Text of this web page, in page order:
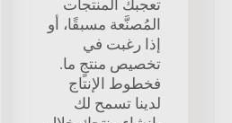
تعجبك المنتجات
المُصنَّعة مسبقًا، أو
إذا رغبت في
تخصيص منتجٍ ما.
فخطوط الإنتاج
لدينا تسمح لك